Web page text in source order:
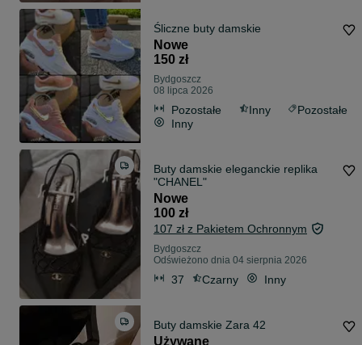
Śliczne buty damskie
Nowe
150 zł
Bydgoszcz
08 lipca 2026
Pozostałe Inny
Pozostałe
Inny
Buty damskie eleganckie replika
"CHANEL"
Nowe
100 zł
107 zł z Pakietem Ochronnym
Bydgoszcz
Odświeżono dnia 04 sierpnia 2026
37 Czarny Inny
Buty damskie Zara 42
Używane